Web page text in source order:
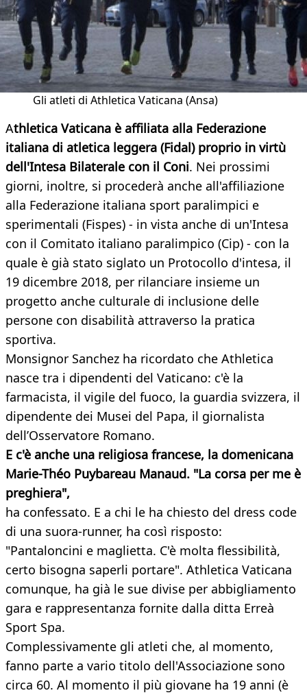
Gli atleti di Athletica Vaticana (Ansa)
Athletica Vaticana è affiliata alla Federazione
italiana di atletica leggera (Fidal) proprio in virtù
dell'Intesa Bilaterale con il Coni. Nei prossimi
giorni, inoltre, si procederà anche all'affiliazione
alla Federazione italiana sport paralimpici e
sperimentali (Fispes) - in vista anche di un'Intesa
con il Comitato italiano paralimpico (Cip) - con la
quale è già stato siglato un Protocollo d'intesa, il
19 dicembre 2018, per rilanciare insieme un
progetto anche culturale di inclusione delle
persone con disabilità attraverso la pratica
sportiva.
Monsignor Sanchez ha ricordato che Athletica
nasce tra i dipendenti del Vaticano: c'è la
farmacista, il vigile del fuoco, la guardia svizzera, il
dipendente dei Musei del Papa, il giornalista
dell’Osservatore Romano.
E c'è anche una religiosa francese, la domenicana
Marie-Théo Puybareau Manaud. "La corsa per me è
preghiera",
ha confessato. E a chi le ha chiesto del dress code
di una suora-runner, ha così risposto:
"Pantaloncini e maglietta. C'è molta flessibilità,
certo bisogna saperli portare". Athletica Vaticana
comunque, ha già le sue divise per abbigliamento
gara e rappresentanza fornite dalla ditta Erreà
Sport Spa.
Complessivamente gli atleti che, al momento,
fanno parte a vario titolo dell'Associazione sono
circa 60. Al momento il più giovane ha 19 anni (è